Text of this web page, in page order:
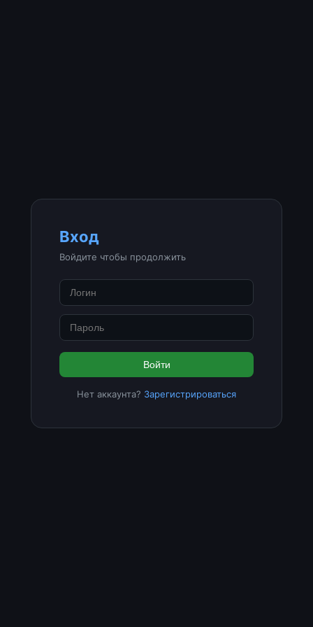
Вход
Войдите чтобы продолжить
Войти
Нет аккаунта? Зарегистрироваться